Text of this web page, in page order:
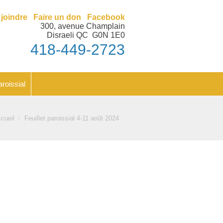
joindre Faire un don
Facebook
300, avenue Champlain
Disraeli QC G0N 1E0
418-449-2723
êtes ici :Feuillet paroissial 4-11 août 2024
Feuillet paroissial